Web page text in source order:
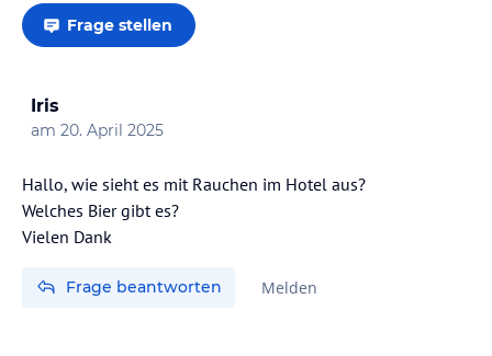
Frage stellen
Iris
am 20. April 2025
Hallo, wie sieht es mit Rauchen im Hotel aus?
Welches Bier gibt es?
Vielen Dank
Frage beantworten Melden